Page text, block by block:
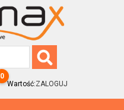
0
Wartość:ZALOGUJ